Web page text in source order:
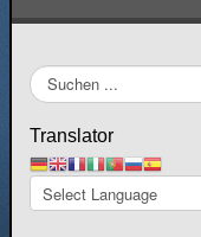
Suchen
...
Translator